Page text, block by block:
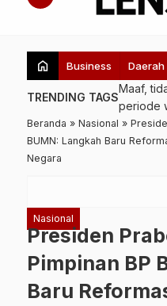
home Business Daerah
TRENDING TAGS
Maaf,
periode
Beranda » Nasional »
BUMN: Langkah Baru
Negara
Nasional
Presiden
Pimpinan BP
Baru